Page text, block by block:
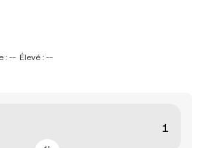
: -- Élevé : --